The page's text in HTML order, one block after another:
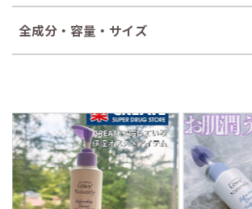
全成分・容量・サイズ